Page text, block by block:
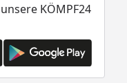
KÖMPF24